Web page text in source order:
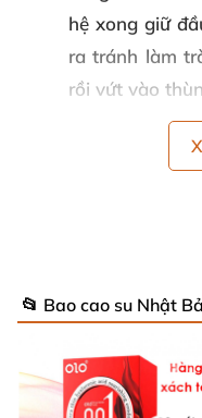
hệ xong giữ
ra tránh làm
rồi vứt vào
: Hộp
Thương hiệu:
Giới thiệu bao
Ngưu
📂 Bao cao su Nhật